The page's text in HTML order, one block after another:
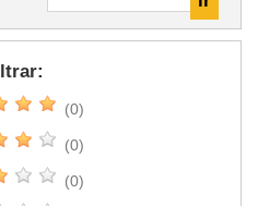
(0)
(0)
(0)